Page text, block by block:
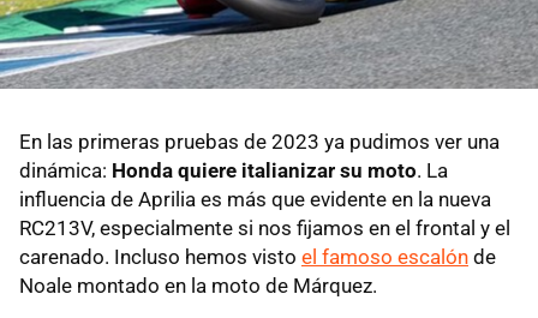
En las primeras pruebas de 2023 ya pudimos ver una
dinámica: Honda quiere italianizar su moto. La
influencia de Aprilia es más que evidente en la nueva
RC213V, especialmente si nos fijamos en el frontal y el
carenado. Incluso hemos visto el famoso escalón de
Noale montado en la moto de Márquez.